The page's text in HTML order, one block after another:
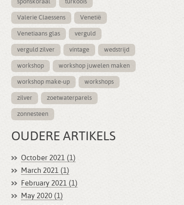
sponskoraal turkoois
Valerie Claessens Venetië
Venetiaans glas verguld
verguld zilver vintage wedstrijd
workshop workshop juwelen maken
workshop make-up workshops
zilver zoetwaterparels
zonnesteen
OUDERE ARTIKELS
October 2021 (1)
March 2021 (1)
February 2021 (1)
May 2020 (1)